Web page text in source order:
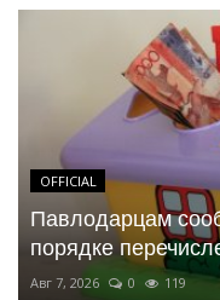
OFFICIAL
Павлодарцам
порядке
Авг 7, 2026 0 119